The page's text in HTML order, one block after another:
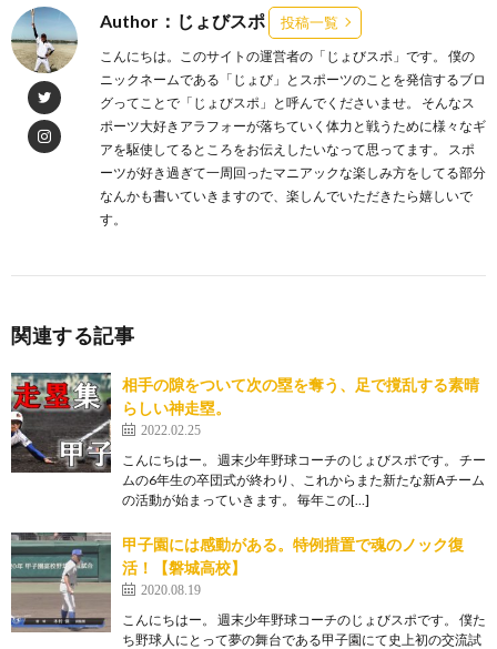
Author：じょびスポ 投稿一覧
こんにちは。このサイトの運営者の「じょびスポ」です。 僕の
ニックネームである「じょび」とスポーツのことを発信するブロ
グってことで「じょびスポ」と呼んでくださいませ。 そんなス
ポーツ大好きアラフォーが落ちていく体力と戦うために様々なギ
アを駆使してるところをお伝えしたいなって思ってます。 スポ
ーツが好き過ぎて一周回ったマニアックな楽しみ方をしてる部分
なんかも書いていきますので、楽しんでいただきたら嬉しいで
す。
関連する記事
相手の隙をついて次の塁を奪う、足で撹乱する素晴
らしい神走塁。
2022.02.25
こんにちはー。 週末少年野球コーチのじょびスポです。 チー
ムの6年生の卒団式が終わり、これからまた新たな新Aチーム
の活動が始まっていきます。 毎年この[…]
甲子園には感動がある。特例措置で魂のノック復
活！【磐城高校】
2020.08.19
こんにちはー。 週末少年野球コーチのじょびスポです。 僕た
ち野球人にとって夢の舞台である甲子園にて史上初の交流試